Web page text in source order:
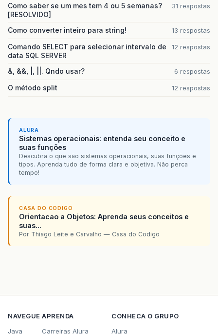
Como saber se um mes tem 4 ou 5 semanas?
[RESOLVIDO]
31 respostas
Como converter inteiro para string! 13 respostas
Comando SELECT para selecionar intervalo de
data SQL SERVER
12 respostas
&, &&, |, ||. Qndo usar? 6 respostas
O método split 12 respostas
ALURA
Sistemas operacionais: entenda seu conceito e
suas funções
Descubra o que são sistemas operacionais, suas funções e
tipos. Aprenda tudo de forma clara e objetiva. Não perca
tempo!
CASA DO CODIGO
Orientacao a Objetos: Aprenda seus conceitos e
suas...
Por Thiago Leite e Carvalho — Casa do Codigo
NAVEGUE
Java
APRENDA
Carreiras Alura
CONHECA O GRUPO
Alura